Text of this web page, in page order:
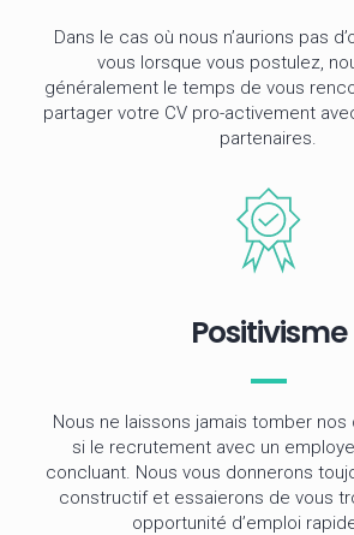
Dans le cas où nous n’aurions pas
vous lorsque vous postulez,
généralement le temps de vous
partager votre CV pro-activement
partenaires.
Positivisme
Nous ne laissons jamais tomber
si le recrutement avec un
concluant. Nous vous donnerons
constructif et essaierons de vous
opportunité d’emploi